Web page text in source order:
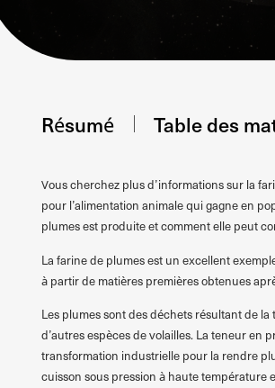
Résumé Table des
Vous cherchez plus d’informations sur la
pour l’alimentation animale qui gagne en
plumes est produite et comment elle peut
La farine de plumes est un excellent
à partir de matières premières obtenues
Les plumes sont des déchets résultant de
d’autres espèces de volailles. La teneur en
transformation industrielle pour la rendre
cuisson sous pression à haute température